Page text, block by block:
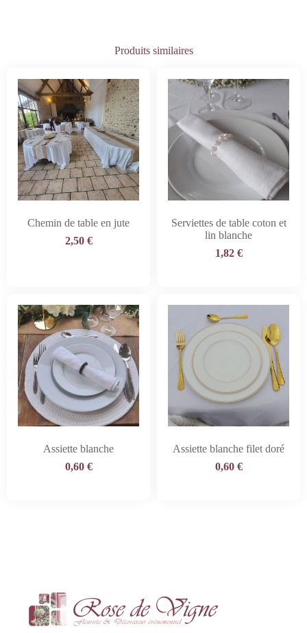
Produits similaires
Chemin de table en jute
2,50 €
Serviettes de table coton et
lin blanche
1,82 €
Assiette blanche
0,60 €
Assiette blanche filet doré
0,60 €